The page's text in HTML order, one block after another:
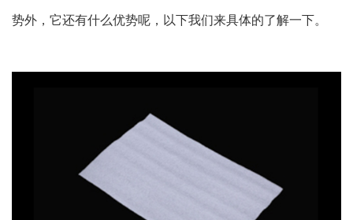
势外，它还有什么优势呢，以下我们来具体的了解一下。